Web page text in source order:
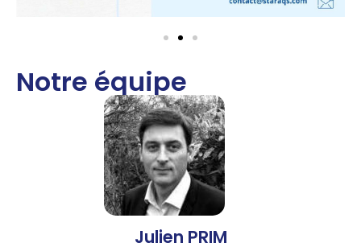
Notre équipe
Julien PRIM